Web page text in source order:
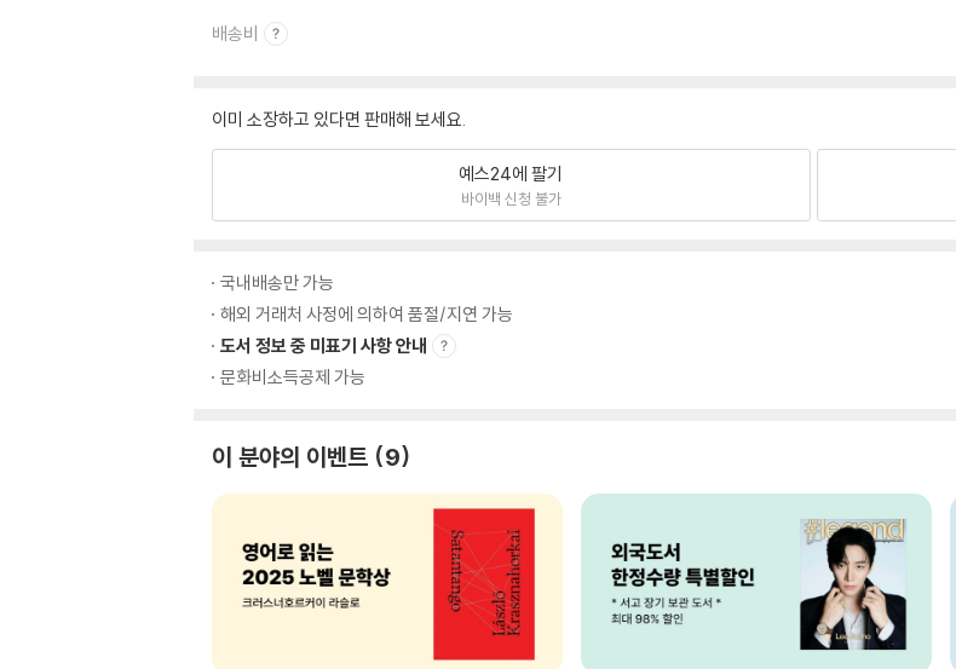
배송비
이미 소장하고 있다면 판매해 보세요.
예스24에 팔기
바이백 신청 불가
국내배송만 가능
해외 거래처 사정에 의하여 품절/지연 가능
도서 정보 중 미표기 사항 안내
문화비소득공제 가능
이 분야의 이벤트 9